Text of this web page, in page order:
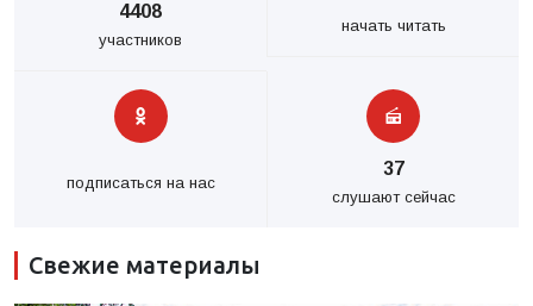
4408
участников
начать читать
подписаться на нас
37
слушают сейчас
Свежие материалы